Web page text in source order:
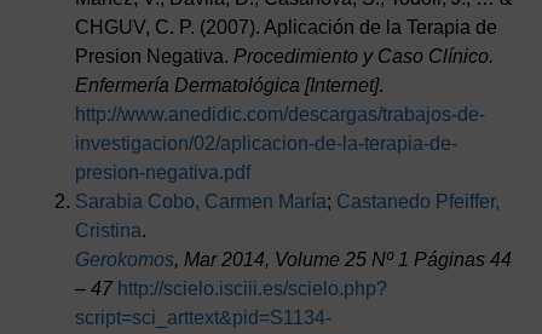
CHGUV, C. P. (2007). Aplicación de la Terapia de
Presion Negativa. Procedimiento y Caso Clínico.
Enfermería Dermatológica [Internet].
http://www.anedidic.com/descargas/trabajos-de-
investigacion/02/aplicacion-de-la-terapia-de-
presion-negativa.pdf
Sarabia Cobo, Carmen María; Castanedo Pfeiffer,
Cristina.
Gerokomos, Mar 2014, Volume 25 Nº1 Páginas 44
– 47 http://scielo.isciii.es/scielo.php?
script=sci_arttext&pid=S1134-